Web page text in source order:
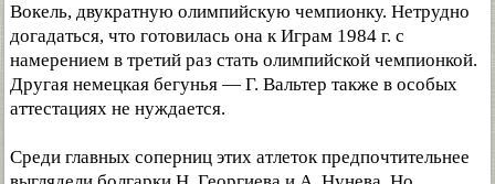
Вокель, двукратную олимпийскую чемпионку. Нетрудно
догадаться, что готовилась она к Играм 1984 г. с
намерением в третий раз стать олимпийской чемпионкой.
Другая немецкая бегунья — Г. Вальтер также в особых
аттестациях не нуждается.
Среди главных соперниц этих атлеток предпочтительнее